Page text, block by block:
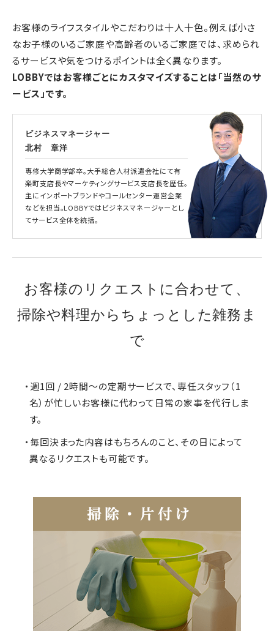
お客様のライフスタイルやこだわりは十人十色。例えば小さ
なお子様のいるご家庭や高齢者のいるご家庭では、求められ
るサービスや気をつけるポイントは全く異なります。
LOBBYではお客様ごとにカスタマイズすることは「当然のサ
ービス」です。
ビジネスマネージャー
北村 章洋
専修大学商学部卒。大手総合人材派遣会社にて有
楽町支店長やマーケティングサービス支店長を歴任。
主にインポートブランドやコールセンター運営企業
などを担当。LOBBYではビジネスマネージャーとし
てサービス全体を統括。
お客様のリクエストに合わせて、
掃除や料理からちょっとした雑務ま
で
・週1回 / 2時間～の定期サービスで、専任スタッフ（1
名）が忙しいお客様に代わって日常の家事を代行しま
す。
・毎回決まった内容はもちろんのこと、その日によって
異なるリクエストも可能です。